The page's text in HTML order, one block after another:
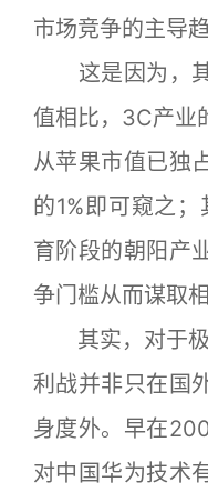
市场竞争的主导趋
这是因为，其
值相比，3C产业
从苹果市值已独
的1%即可窥之
育阶段的朝阳产
争门槛从而谋取
其实，对于极
利战并非只在国
身度外。早在
对中国华为技术